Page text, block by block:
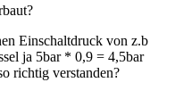
Einschaltdruck von z.b
ja 5bar * 0,9 = 4,5bar
richtig verstanden?